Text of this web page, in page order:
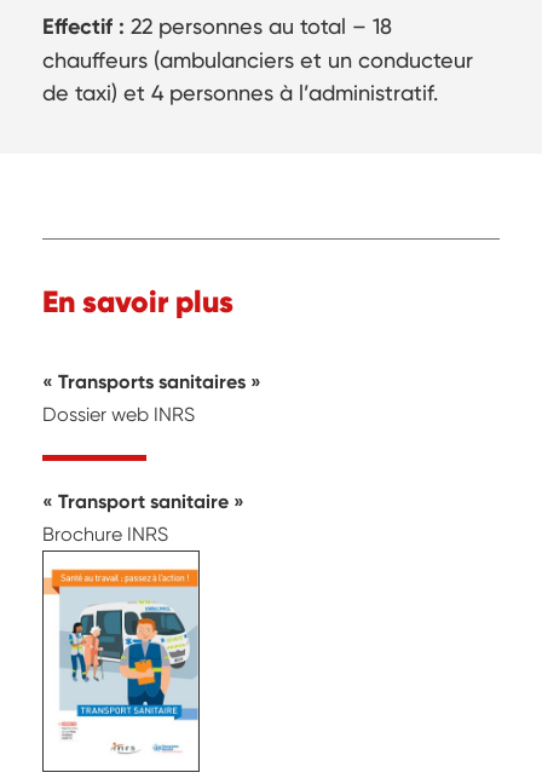
Effectif : 22 personnes au total – 18
chauffeurs (ambulanciers et un conducteur
de taxi) et 4 personnes à l’administratif.
En savoir plus
Transports sanitaires
Dossier web INRS
Transport sanitaire
Brochure INRS